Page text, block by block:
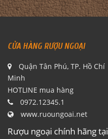
CỬA HÀNG RƯỢU NGOẠI
Quận Tân Phú, TP. Hồ Chí
Minh
HOTLINE mua hàng
0972.12345.1
www.ruoungoai.net
Rượu ngoại chính hãng tại